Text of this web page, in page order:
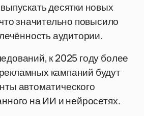
десятки новых
значительно повысило
аудитории.
к 2025 году более
кампаний будут
автоматического
на ИИ и нейросетях.